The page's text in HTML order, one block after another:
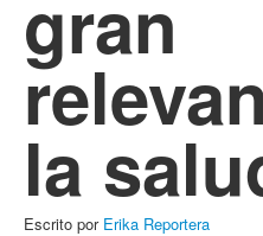
gran
la
Escrito por Erika Reportera